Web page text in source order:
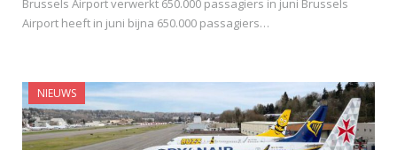
Brussels Airport verwerkt 650.000 passagiers in juni Brussels
Airport heeft in juni bijna 650.000 passagiers…
NIEUWS